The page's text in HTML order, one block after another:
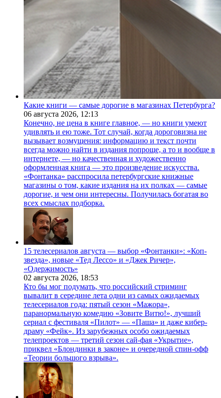
Какие книги — самые дорогие в магазинах Петербурга?
06 августа 2026, 12:13
Конечно, не цена в книге главное, — но книги умеют
удивлять и ею тоже. Тот случай, когда дороговизна не
вызывает возмущения: информацию и текст почти
всегда можно найти в издания попроще, а то и вообще в
интернете, — но качественная и художественно
оформленная книга — это произведение искусства.
«Фонтанка» расспросила петербургские книжные
магазины о том, какие издания на их полках — самые
дорогие, и чем они интересны. Получилась богатая во
всех смыслах подборка.
15 телесериалов августа — выбор «Фонтанки»: «Коп-
звезда», новые «Тед Лессо» и «Джек Ричер»,
«Одержимость»
02 августа 2026, 18:53
Кто бы мог подумать, что российский стриминг
вывалит в середине лета одни из самых ожидаемых
телесериалов года: пятый сезон «Мажора»,
паранормальную комедию «Зовите Витю!», лучший
сериал с фестиваля «Пилот» — «Паша» и даже кибер-
драму «Фейк». Из зарубежных особо ожидаемых
телепроектов — третий сезон сай-фая «Укрытие»,
приквел «Блондинки в законе» и очередной спин-офф
«Теории большого взрыва».